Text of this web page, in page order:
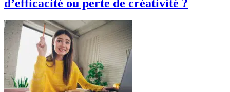
d’efficacité ou perte de créativité ?